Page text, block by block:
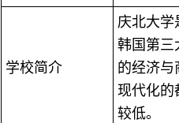
学校简介
庆北大学
韩国第
的经济与
现代化的
较低。